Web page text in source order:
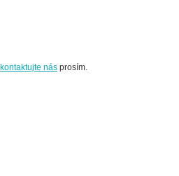
kontaktujte nás prosím.